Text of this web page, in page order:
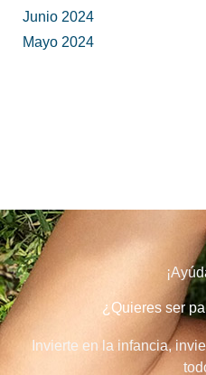
Junio 2024
Mayo 2024
¿Quieres ser
Invierte en la infancia,